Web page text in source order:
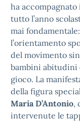
ha accompagnato
tutto l’anno
mai
l’orientamento
del movimento
bambini abitudini
gioco. La
della figura
Maria D’Antonio,
intervenute le